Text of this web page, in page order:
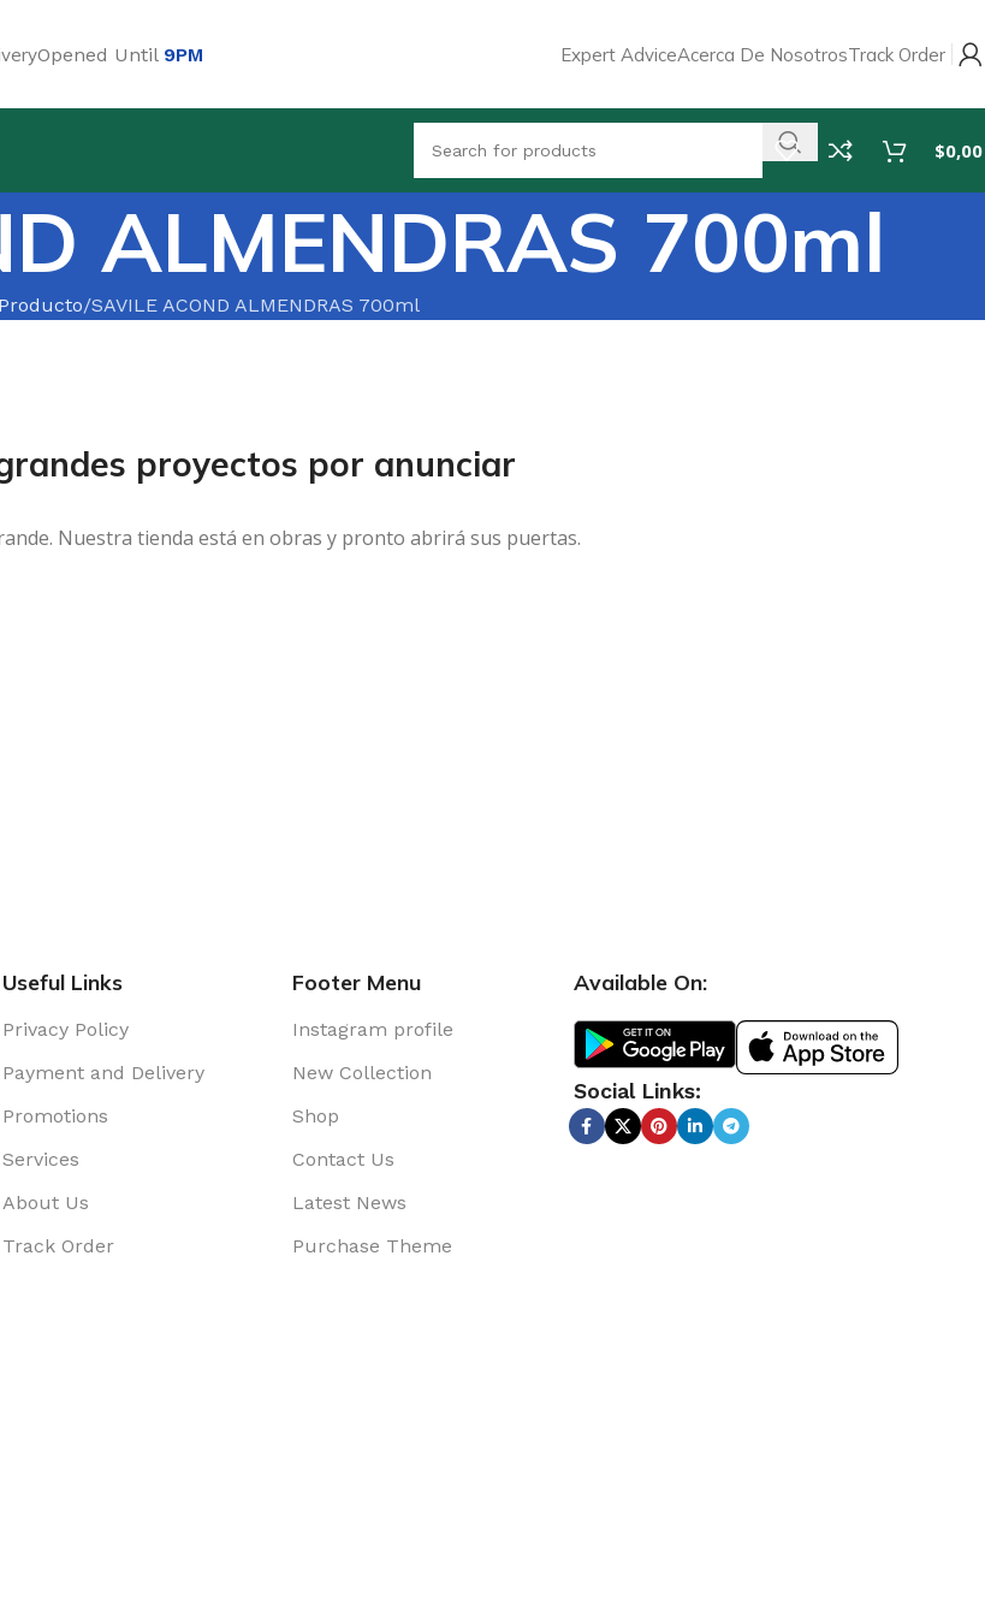
Opened Until 9PM Expert AdviceAcerca De NosotrosTrack Order
$0,00
ALMENDRAS 700ml
Producto SAVILE ACOND ALMENDRAS 700ml
proyectos por anunciar
Nuestra tienda está en obras y pronto abrirá sus puertas.
Useful Links
Privacy Policy
Payment and Delivery
Promotions
Services
About Us
Track Order
Footer Menu
Instagram profile
New Collection
Shop
Contact Us
Latest News
Purchase Theme
Available On:
Social Links: